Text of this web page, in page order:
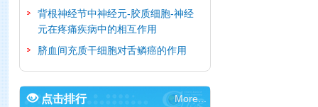
背根神经节中神经元-胶质细胞-神经
元在疼痛疾病中的相互作用
脐血间充质干细胞对舌鳞癌的作用
点击排行 More...